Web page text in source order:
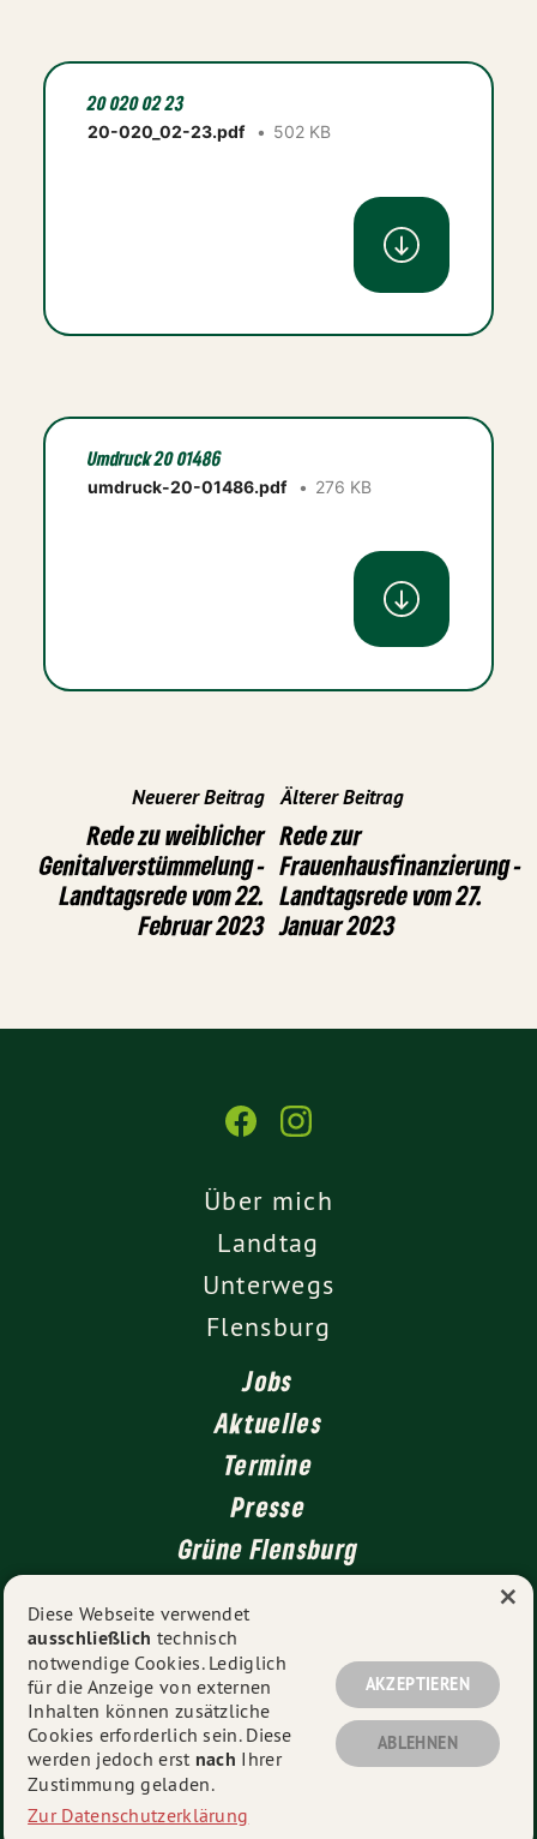
20 020 02 23
20-020_02-23.pdf 502 KB
Umdruck 20 01486
umdruck-20-01486.pdf 276 KB
Neuerer Beitrag
Rede zu weiblicher
Genitalverstümmelung -
Landtagsrede vom 22.
Februar 2023
Älterer Beitrag
Rede zur
Frauenhausfinanzierung -
Landtagsrede vom 27.
Januar 2023
Über mich
Landtag
Unterwegs
Flensburg
Jobs
Aktuelles
Termine
Presse
Grüne Flensburg
Impressum
Datenschutz
© 2026 Catharina Nies MdL - Alle Rechte vorbehalten.
Diese Webseite verwendet
ausschließlich technisch
notwendige Cookies. Lediglich
für die Anzeige von externen
Inhalten können zusätzliche
Cookies erforderlich sein. Diese
werden jedoch erst nach Ihrer
Zustimmung geladen.
Zur Datenschutzerklärung
AKZEPTIEREN
ABLEHNEN
×